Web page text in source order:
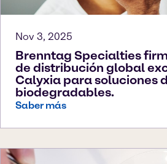
Nov 3, 2025
Brenntag Specialties
de distribución global
Calyxia para soluciones
biodegradables.
Saber más